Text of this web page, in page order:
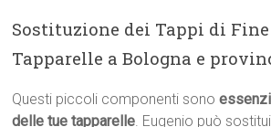
Sostituzione dei Tappi di Fine
Tapparelle a Bologna e
Questi piccoli componenti sono
delle tue tapparelle. Eugenio può